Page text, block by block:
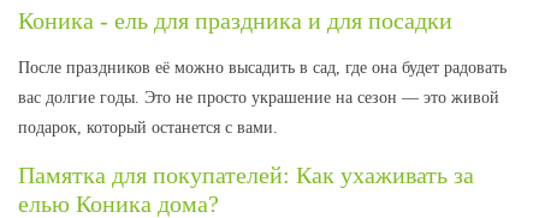
Коника - ель для праздника и для посадки
После праздников её можно высадить в сад, где она будет радовать
вас долгие годы. Это не просто украшение на сезон — это живой
подарок, который останется с вами.
Памятка для покупателей: Как ухаживать за
елью Коника дома?